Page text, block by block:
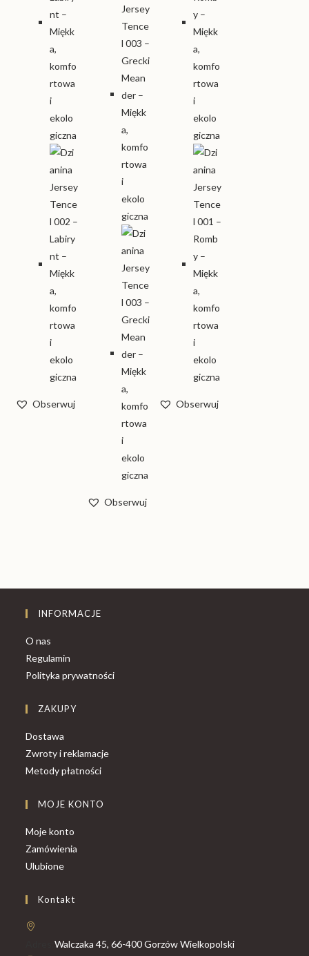
Obserwuj
Obserwuj
Obserwuj
INFORMACJE
O nas
Regulamin
Polityka prywatności
ZAKUPY
Dostawa
Zwroty i reklamacje
Metody płatności
MOJE KONTO
Moje konto
Zamówienia
Ulubione
Kontakt
Adres:Walczaka 45, 66-400 Gorzów Wielkopolski